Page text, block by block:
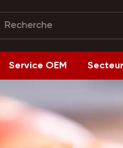
Service OEM